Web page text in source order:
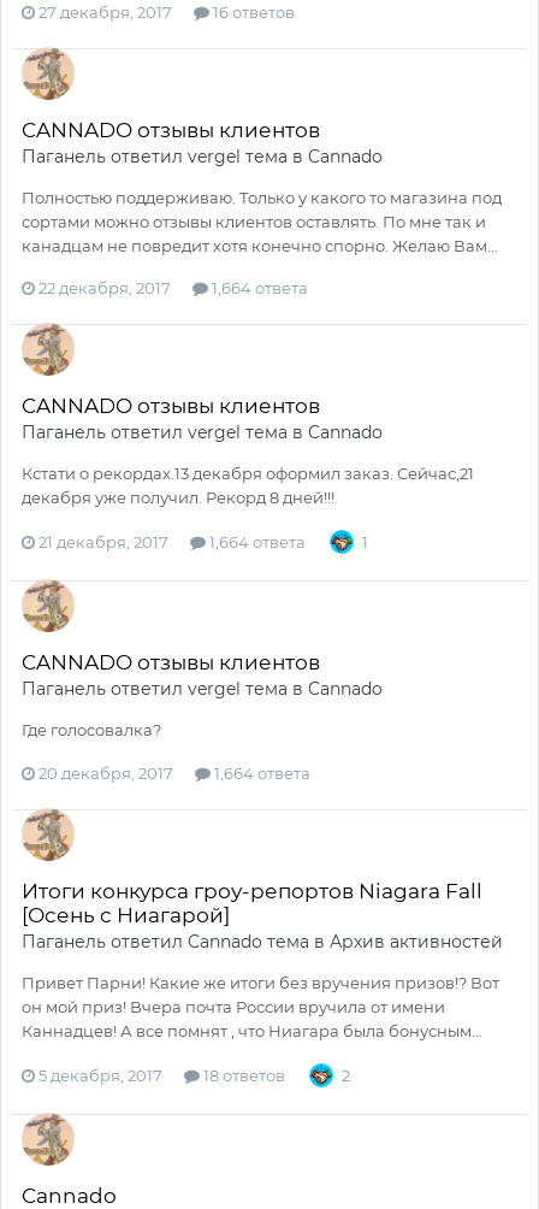
27 декабря, 2017 16 ответов
CANNADO отзывы клиентов
Паганель ответил vergel тема в Cannado
Полностью поддерживаю. Только у какого то магазина под
сортами можно отзывы клиентов оставлять. По мне так и
канадцам не повредит хотя конечно спорно. Желаю Вам...
22 декабря, 2017 1,664 ответа
CANNADO отзывы клиентов
Паганель ответил vergel тема в Cannado
Кстати о рекордах.13 декабря оформил заказ. Сейчас,21
декабря уже получил. Рекорд 8 дней!!!
21 декабря, 2017 1,664 ответа 1
CANNADO отзывы клиентов
Паганель ответил vergel тема в Cannado
Где голосовалка?
20 декабря, 2017 1,664 ответа
Итоги конкурса гроу-репортов Niagara Fall
[Осень с Ниагарой]
Паганель ответил Cannado тема в Архив активностей
Привет Парни! Какие же итоги без вручения призов!? Вот
он мой приз! Вчера почта России вручила от имени
Каннадцев! А все помнят , что Ниагара была бонусным...
5 декабря, 2017 18 ответов 2
Cannado